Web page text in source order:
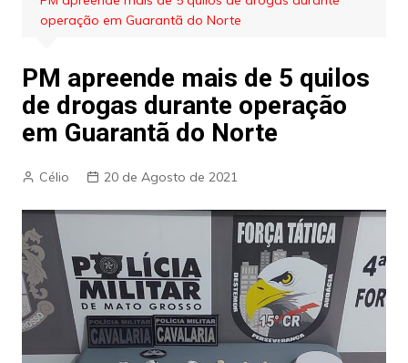
operação em Guarantã do Norte
PM apreende mais de 5 quilos
de drogas durante operação
em Guarantã do Norte
Célio 20 de Agosto de 2021